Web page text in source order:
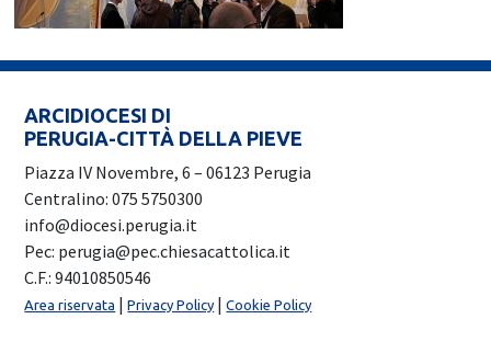
ARCIDIOCESI DI
PERUGIA-CITTÀ DELLA PIEVE
Piazza IV Novembre, 6 – 06123 Perugia
Centralino: 075 5750300
info@diocesi.perugia.it
Pec: perugia@pec.chiesacattolica.it
C.F.: 94010850546
Area riservata |Privacy Policy |Cookie Policy